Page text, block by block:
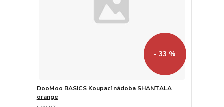
- 33 %
DooMoo BASICS Koupací nádoba SHANTALA
orange